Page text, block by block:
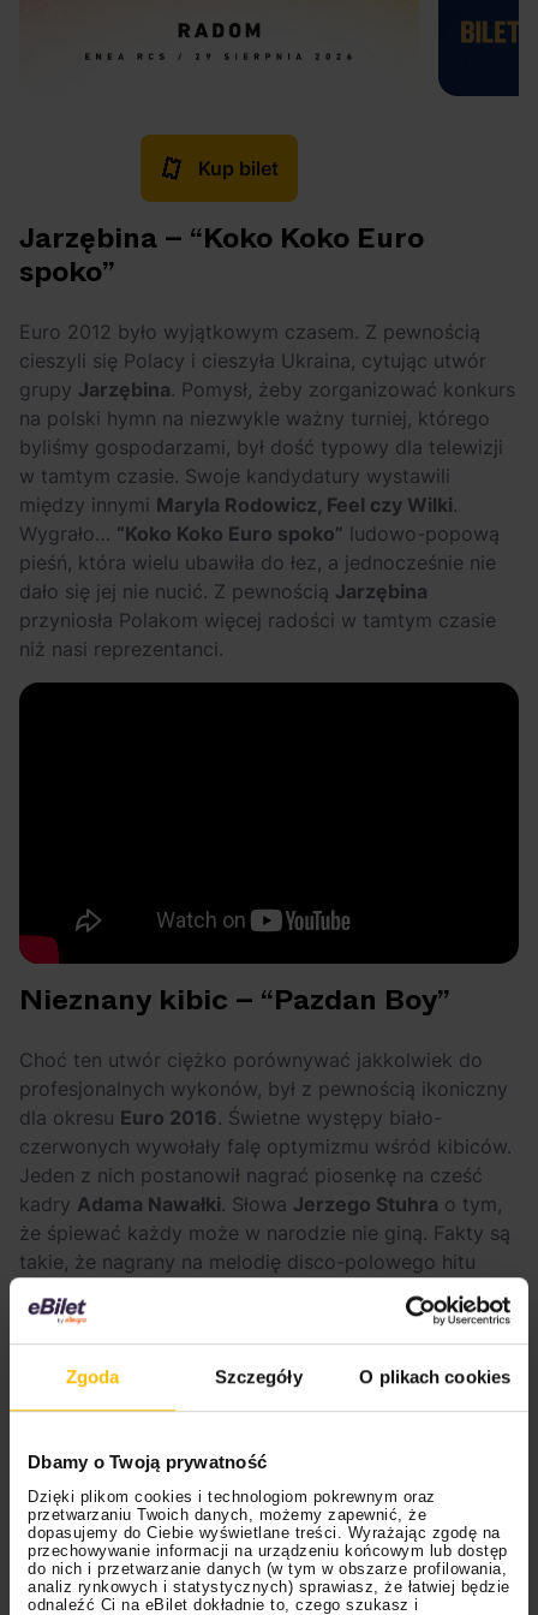
Zgoda Szczegóły O plikach cookies
Dbamy o Twoją prywatność
Dzięki plikom cookies i technologiom pokrewnym oraz
przetwarzaniu Twoich danych, możemy zapewnić, że
dopasujemy do Ciebie wyświetlane treści. Wyrażając zgodę na
przechowywanie informacji na urządzeniu końcowym lub dostęp
do nich i przetwarzanie danych (w tym w obszarze profilowania,
analiz rynkowych i statystycznych) sprawiasz, że łatwiej będzie
odnaleźć Ci na eBilet dokładnie to, czego szukasz i
Kup bilet
Jarzębina – “Koko Koko Euro
spoko”
Euro 2012 było wyjątkowym czasem. Z pewnością
cieszyli się Polacy i cieszyła Ukraina, cytując utwór
grupy Jarzębina. Pomysł, żeby zorganizować konkurs
na polski hymn na niezwykle ważny turniej, którego
byliśmy gospodarzami, był dość typowy dla telewizji
w tamtym czasie. Swoje kandydatury wystawili
między innymi Maryla Rodowicz, Feel czy Wilki.
Wygrało… “Koko Koko Euro spoko” ludowo-popową
pieśń, która wielu ubawiła do łez, a jednocześnie nie
dało się jej nie nucić. Z pewnością Jarzębina
przyniosła Polakom więcej radości w tamtym czasie
niż nasi reprezentanci.
Nieznany kibic – “Pazdan Boy”
Choć ten utwór ciężko porównywać jakkolwiek do
profesjonalnych wykonów, był z pewnością ikoniczny
dla okresu Euro 2016. Świetne występy biało-
czerwonych wywołały falę optymizmu wśród kibiców.
Jeden z nich postanowił nagrać piosenkę na cześć
kadry Adama Nawałki. Słowa Jerzego Stuhra o tym,
że śpiewać każdy może w narodzie nie giną. Fakty są
takie, że nagrany na melodię disco-polowego hitu
, okrążył cały
internet, pojawiał się także w wiadomościach w
największych stacjach w Polsce i został odsłuchany
ponad 10 milionów razy w serwisie YouTube. Hit jak
się patrzy.